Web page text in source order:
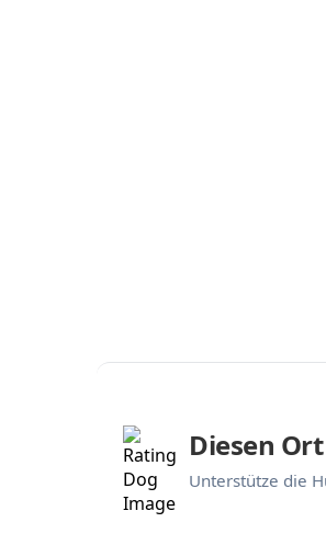
Diesen
Unterstütze die